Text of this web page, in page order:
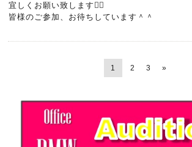
宜しくお願い致します🙇‍♂️
皆様のご参加、お待ちしています＾＾
1 2 3 »